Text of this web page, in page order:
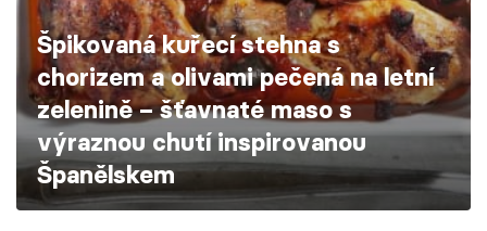
Škola vaření
Recepty z TV
Speciál: Cuketa
Těhotnej kuchař
Špikovaná kuřecí stehna s
chorizem a olivami pečená na letní
zelenině – šťavnaté maso s
výraznou chutí inspirovanou
Španělskem